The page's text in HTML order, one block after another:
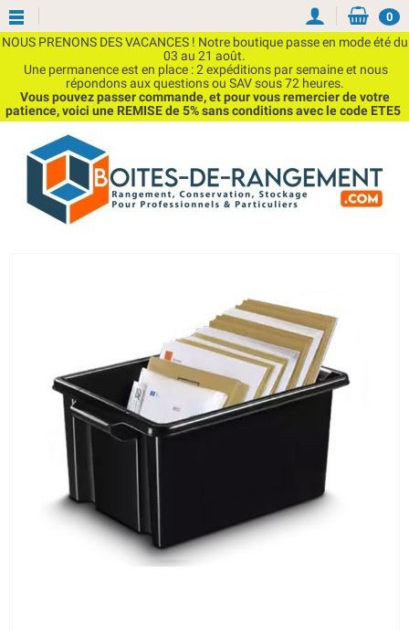
NOUS PRENONS DES VACANCES ! Notre boutique passe en mode été du
03 au 21 août.
Une permanence est en place : 2 expéditions par semaine et nous
répondons aux questions ou SAV sous 72 heures.
Vous pouvez passer commande, et pour vous remercier de votre
patience, voici une REMISE de 5% sans conditions avec le code ETE5
0